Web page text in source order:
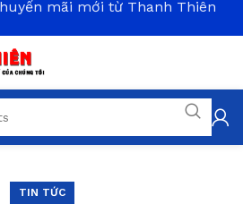
TIN TỨC
mãi mới từ Thanh Thiên